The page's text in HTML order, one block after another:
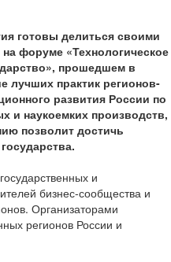
готовы делиться своими
форуме «Технологическое
прошедшем в
лучших практик регионов-
развития России по
и наукоемких производств,
позволит достичь
и
бизнес-сообщества и
Организаторами
регионов России и